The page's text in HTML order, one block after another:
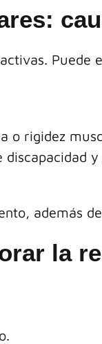
Puede
o rigidez
además
la